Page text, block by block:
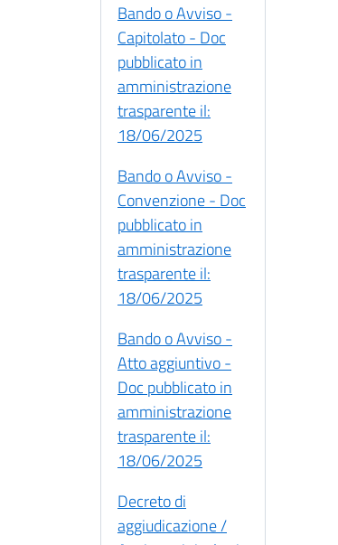
Bando o Avviso -
Capitolato - Doc
pubblicato in
amministrazione
trasparente il:
18/06/2025
Bando o Avviso -
Convenzione - Doc
pubblicato in
amministrazione
trasparente il:
18/06/2025
Bando o Avviso -
Atto aggiuntivo -
Doc pubblicato in
amministrazione
trasparente il:
18/06/2025
Decreto di
aggiudicazione /